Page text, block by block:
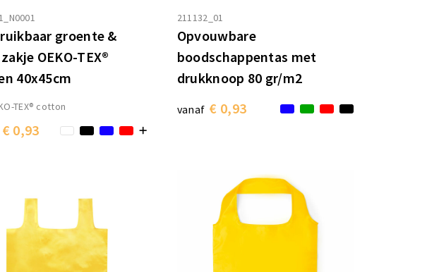
groente &
OEKO-TEX®
40x45cm
TEX® cotton
€ 0,93
211132_01
Opvouwbare
boodschappentas met
drukknoop 80 gr/m2
vanaf € 0,93